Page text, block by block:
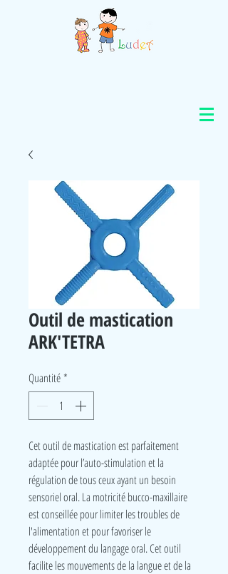
Outil de mastication
ARK'TETRA
Quantité *
Cet outil de mastication est parfaitement
adaptée pour l’auto-stimulation et la
régulation de tous ceux ayant un besoin
sensoriel oral. La motricité bucco-maxillaire
est conseillée pour limiter les troubles de
l'alimentation et pour favoriser le
développement du langage oral. Cet outil
facilite les mouvements de la langue et de la